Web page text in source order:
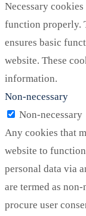
Necessary
function properly.
ensures basic
website. These
information.
Non-necessary
Non-necessary
Any cookies that
website to
personal data via
are termed as
procure user